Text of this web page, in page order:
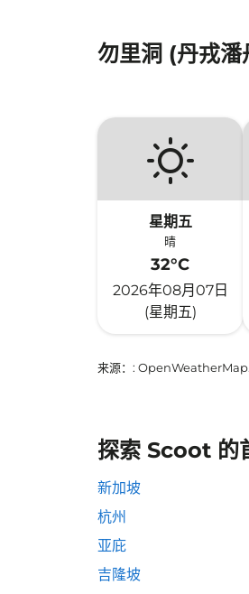
勿里洞 (丹戎潘
星期五
晴
32°C
2026年08月07日
(星期五)
来源： :
探索 Scoot 的
新加坡
杭州
亚庇
吉隆坡